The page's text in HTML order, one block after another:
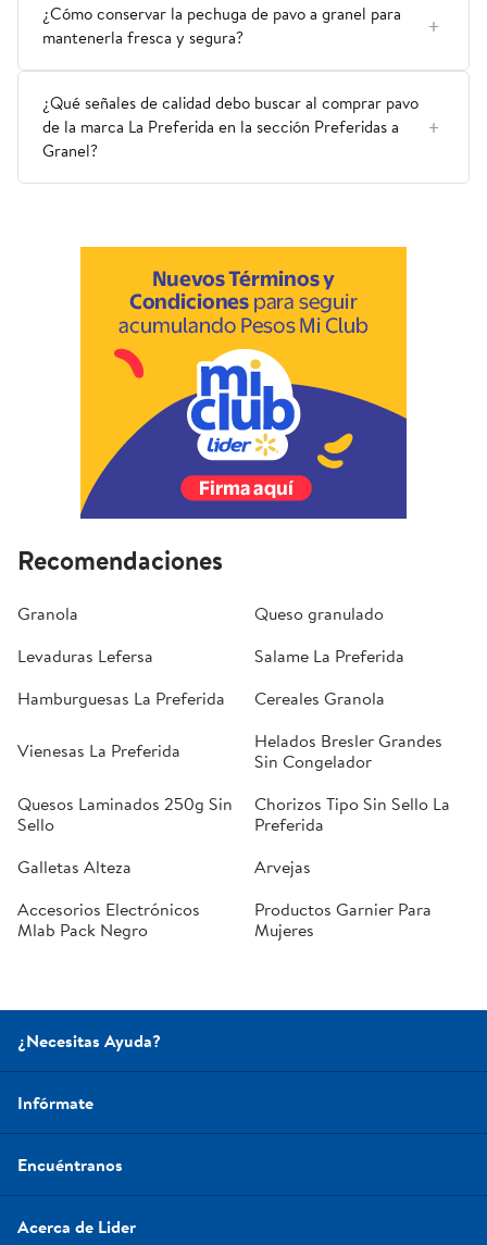
¿Cómo conservar la pechuga de pavo a granel para
mantenerla fresca y segura?
¿Qué señales de calidad debo buscar al comprar pavo
de la marca La Preferida en la sección Preferidas a
Granel?
Recomendaciones
Granola
Queso granulado
Levaduras Lefersa
Salame La Preferida
Hamburguesas La Preferida
Cereales Granola
Vienesas La Preferida
Helados Bresler Grandes
Sin Congelador
Quesos Laminados 250g Sin
Sello
Chorizos Tipo Sin Sello La
Preferida
Galletas Alteza
Arvejas
Accesorios Electrónicos
Mlab Pack Negro
Productos Garnier Para
Mujeres
¿Necesitas Ayuda?
Infórmate
Encuéntranos
Acerca de Lider